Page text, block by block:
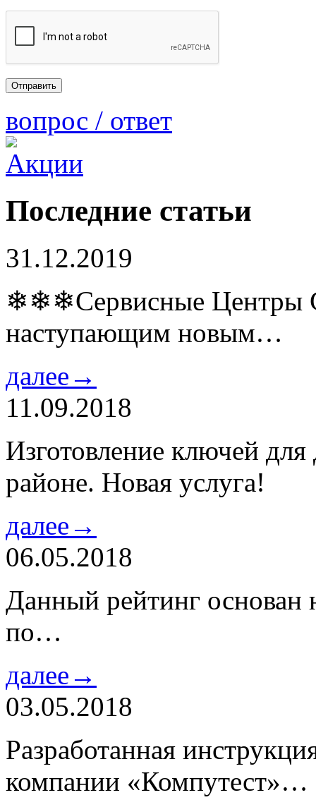
вопрос / ответ
Последние статьи
31.12.2019
❄❄❄Сервисные Центры
наступающим новым…
далее→
11.09.2018
Изготовление ключей
районе. Новая услуга!
далее→
06.05.2018
Данный рейтинг основан
по…
далее→
03.05.2018
Разработанная
компании «Компутест»…